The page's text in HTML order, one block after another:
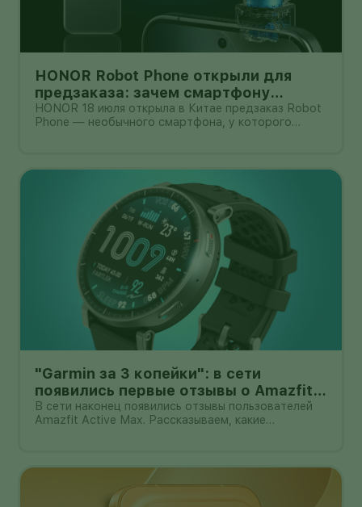
HONOR Robot Phone открыли для
предзаказа: зачем смартфону
камера на роботизированной руке
HONOR 18 июля открыла в Китае предзаказ Robot
Phone — необычного смартфона, у которого
"Garmin за 3 копейки": в сети
появились первые отзывы о Amazfit
Active Max с оффлайн-картами
В сети наконец появились отзывы пользователей
Amazfit Active Max. Рассказываем, какие